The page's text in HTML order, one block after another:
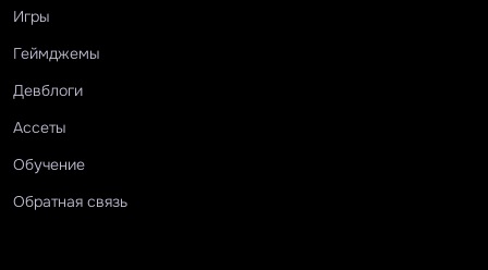
Игры
Геймджемы
Девблоги
Ассеты
Обучение
Обратная связь